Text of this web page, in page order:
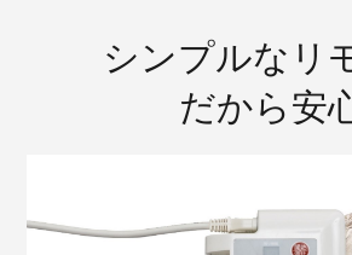
シンプルなリ
だから安